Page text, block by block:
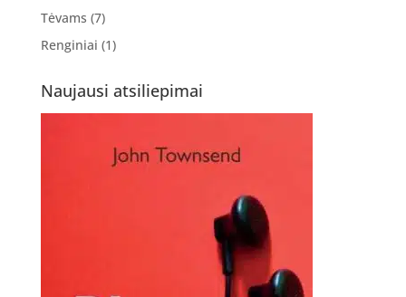
Tėvams (7)
Renginiai (1)
Naujausi atsiliepimai